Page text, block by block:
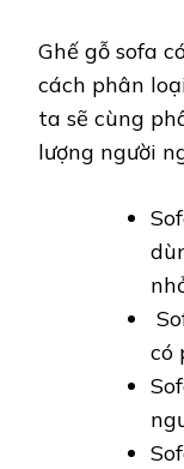
Ghế gỗ sofa
cách phân
ta sẽ cùng
lượng người
có